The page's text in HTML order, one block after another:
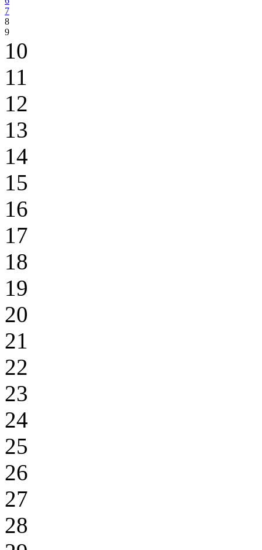
7
8
9
10
11
12
13
14
15
16
17
18
19
20
21
22
23
24
25
26
27
28